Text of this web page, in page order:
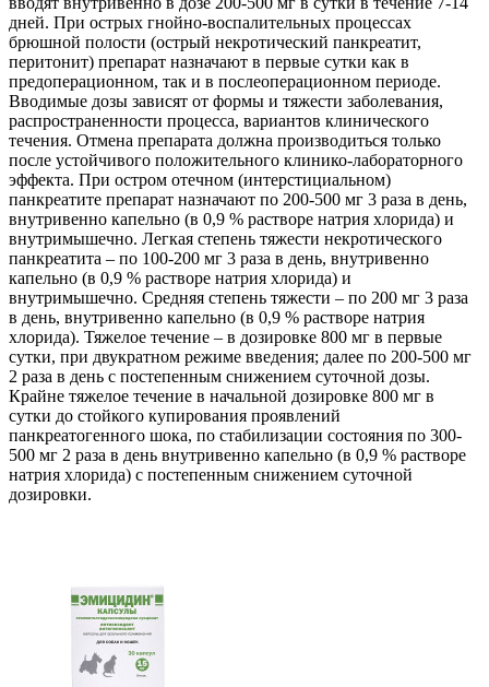
дней. При острых гнойно-воспалительных процессах
брюшной полости (острый некротический панкреатит,
перитонит) препарат назначают в первые сутки как в
предоперационном, так и в послеоперационном периоде.
Вводимые дозы зависят от формы и тяжести заболевания,
распространенности процесса, вариантов клинического
течения. Отмена препарата должна производиться только
после устойчивого положительного клинико-лабораторного
эффекта. При остром отечном (интерстициальном)
панкреатите препарат назначают по 200-500 мг 3 раза в день,
внутривенно капельно (в 0,9 % растворе натрия хлорида) и
внутримышечно. Легкая степень тяжести некротического
панкреатита – по 100-200 мг 3 раза в день, внутривенно
капельно (в 0,9 % растворе натрия хлорида) и
внутримышечно. Средняя степень тяжести – по 200 мг 3 раза
в день, внутривенно капельно (в 0,9 % растворе натрия
хлорида). Тяжелое течение – в дозировке 800 мг в первые
сутки, при двукратном режиме введения; далее по 200-500 мг
2 раза в день с постепенным снижением суточной дозы.
Крайне тяжелое течение в начальной дозировке 800 мг в
сутки до стойкого купирования проявлений
панкреатогенного шока, по стабилизации состояния по 300-
500 мг 2 раза в день внутривенно капельно (в 0,9 % растворе
натрия хлорида) с постепенным снижением суточной
дозировки.